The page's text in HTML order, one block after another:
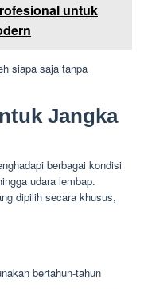
untuk
siapa saja tanpa
Jangka
berbagai kondisi
udara lembap.
dipilih secara khusus,
bertahun-tahun